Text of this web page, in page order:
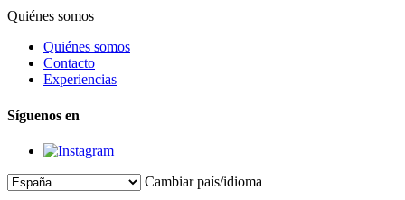
Quiénes somos
Quiénes somos
Contacto
Experiencias
Síguenos en
Cambiar país/idioma